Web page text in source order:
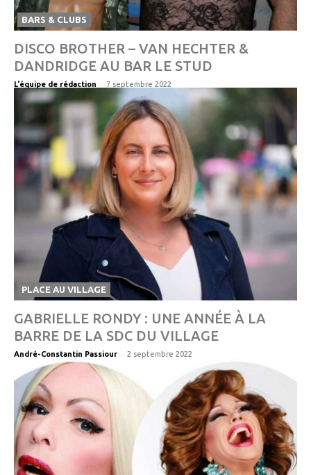
BARS & CLUBS
DISCO BROTHER – VAN HECHTER &
DANDRIDGE AU BAR LE STUD
L'équipe de rédaction - 7 septembre 2022
PLACE AU VILLAGE
GABRIELLE RONDY : UNE ANNÉE À LA
BARRE DE LA SDC DU VILLAGE
André-Constantin Passiour - 2 septembre 2022